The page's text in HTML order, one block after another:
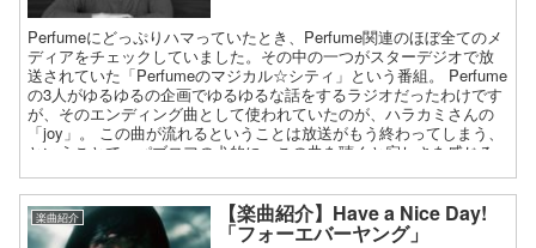
Perfumeにどっぷりハマっていたとき、Perfume関連のほぼ全てのメ
ディアをチェックしていました。その中の一つがスターデジオで放
送されていた「Perfumeのマジカル☆シティ」という番組。 Perfume
の3人がゆるゆるの企画でゆるゆるな話をするラジオだったわけです
が、そのエンディング曲として使われていたのが、ハラカミさんの
「joy」。 この曲が流れるということは放送がもう終わってしまう、
ということで、パブロフの犬的に、この曲を聴くと寂しさを感じる
時はPerfumeにハマっていた）。
楽曲紹介 【楽曲紹介】Have a Nice Day!
「フォーエバーヤング」